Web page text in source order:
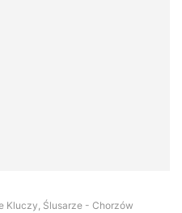
Kluczy, Ślusarze - Chorzów